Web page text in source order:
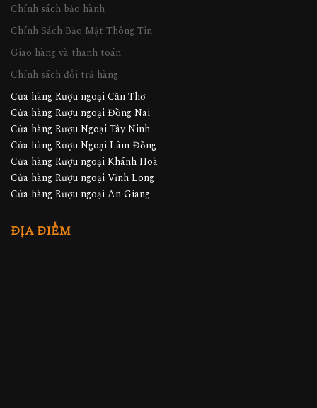
Chính sách bảo hành
Chính Sách Bảo Mật Thông Tin
Giao hàng và thanh toán
Chính sách đổi trả hàng
Cửa hàng Rượu ngoại Cần Thơ
Cửa hàng Rượu ngoại Đồng Nai
Cửa hàng Rượu Ngoại Tây Ninh
Cửa hàng Rượu Ngoại Lâm Đồng
Cửa hàng Rượu ngoại Khánh Hoà
Cửa hàng Rượu ngoại Vĩnh Long
Cửa hàng Rượu ngoại An Giang
ĐỊA ĐIỂM